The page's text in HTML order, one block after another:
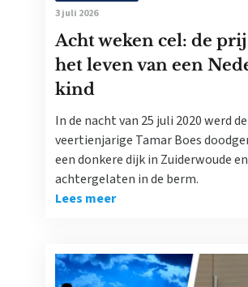
3 juli 2026
Acht weken cel: de
het leven van een
kind
In de nacht van 25 juli 2020 werd de
veertienjarige Tamar Boes
een donkere dijk in Zuiderwoude
achtergelaten in de berm.
Lees meer